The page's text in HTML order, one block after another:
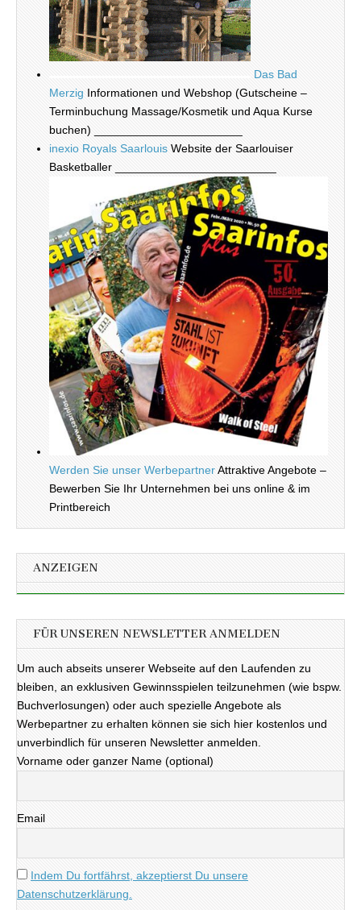
Das Bad
Merzig Informationen und Webshop (Gutscheine –
Terminbuchung Massage/Kosmetik und Aqua Kurse
buchen) _______________________
inexio Royals Saarlouis Website der Saarlouiser
Basketballer _________________________
Werden Sie unser WerbepartnerAttraktive Angebote –
Bewerben Sie Ihr Unternehmen bei uns online & im
Printbereich
ANZEIGEN
FÜR UNSEREN NEWSLETTER ANMELDEN
Um auch abseits unserer Webseite auf den Laufenden zu
bleiben, an exklusiven Gewinnsspielen teilzunehmen (wie bspw.
Buchverlosungen) oder auch spezielle Angebote als
Werbepartner zu erhalten können sie sich hier kostenlos und
unverbindlich für unseren Newsletter anmelden.
Vorname oder ganzer Name (optional)
Email
Indem Du fortfährst, akzeptierst Du unsere
Datenschutzerklärung.